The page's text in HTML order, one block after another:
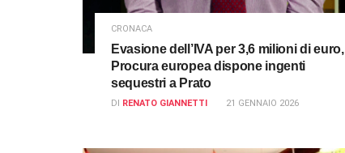
CRONACA
Evasione dell’IVA per 3,6 milioni di euro,
Procura europea dispone ingenti
sequestri a Prato
DI RENATO GIANNETTI 21 GENNAIO 2026